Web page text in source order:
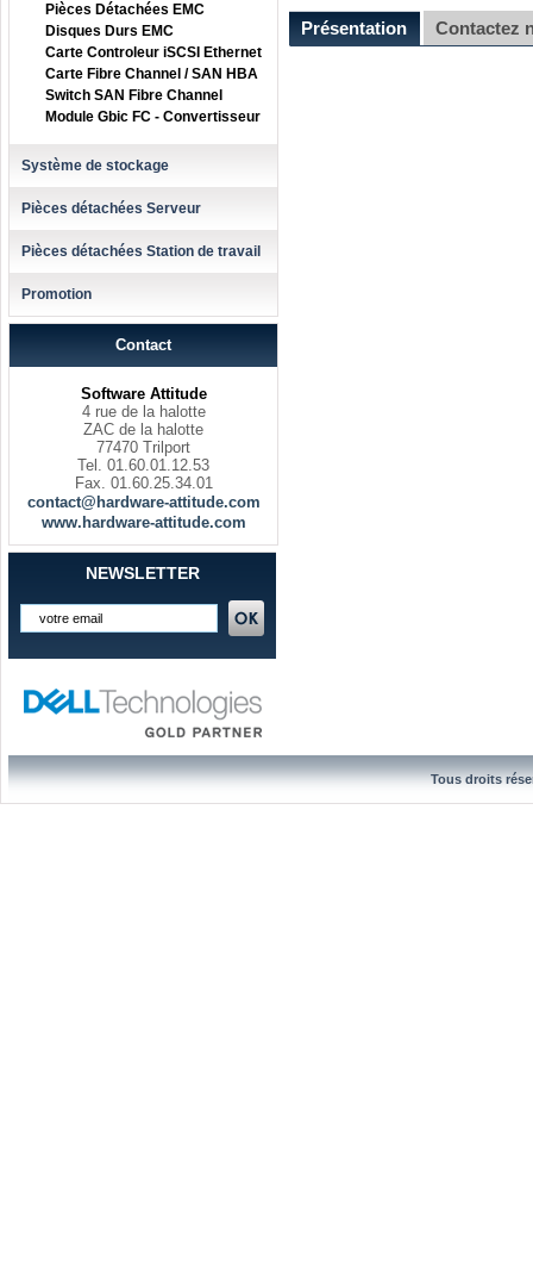
Pièces Détachées EMC
Disques Durs EMC
Carte Controleur iSCSI Ethernet
Carte Fibre Channel / SAN HBA
Switch SAN Fibre Channel
Module Gbic FC - Convertisseur
Système de stockage
Pièces détachées Serveur
Pièces détachées Station de travail
Promotion
Contact
Software Attitude
4 rue de la halotte
ZAC de la halotte
77470 Trilport
Tel. 01.60.01.12.53
Fax. 01.60.25.34.01
contact@hardware-attitude.com
www.hardware-attitude.com
NEWSLETTER
Présentation Contactez
Tous droits